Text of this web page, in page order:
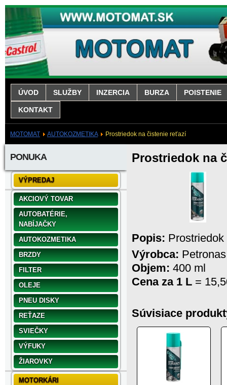
ÚVOD SLUŽBY INZERCIA BURZA POISTENIE
KONTAKT
MOTOMAT AUTOKOZMETIKA Prostriedok na čistenie reťazí
PONUKA
VÝPREDAJ
AKCIOVÝ TOVAR
AUTOBATÉRIE,
NABÍJAČKY
AUTOKOZMETIKA
BRZDY
FILTER
OLEJE
PNEU DISKY
REŤAZE
SVIEČKY
VÝFUKY
ŽIAROVKY
MOTORKÁRI
Prostriedok na
Popis:
Výrobca:
Objem: 400 ml
Cena za 1 L =
Súvisiace